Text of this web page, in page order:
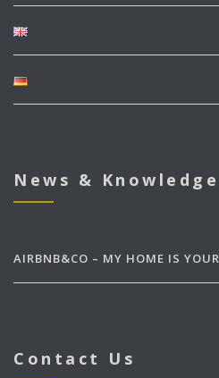
News & Knowledge
AIRBNB&CO – MY HOME IS
Contact Us